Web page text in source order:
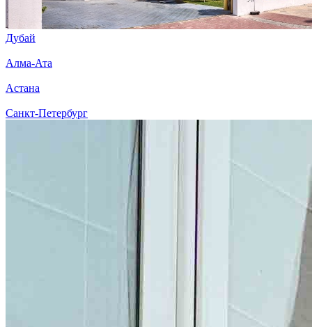
Дубай
Алма-Ата
Астана
Санкт-Петербург